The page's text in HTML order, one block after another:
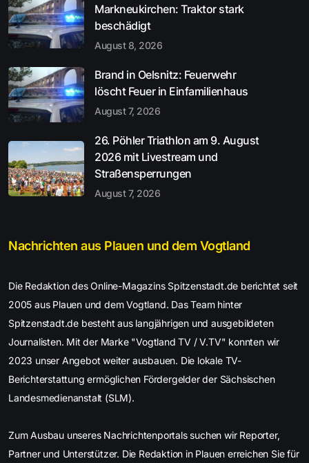
Markneukirchen: Traktor stark
beschädigt
August 8, 2026
Brand in Oelsnitz: Feuerwehr
löscht Feuer in Einfamilienhaus
August 7, 2026
26. Pöhler Triathlon am 9. August
2026 mit Livestream und
Straßensperrungen
August 7, 2026
Nachrichten aus Plauen und dem Vogtland
Die Redaktion des Online-Magazins Spitzenstadt.de berichtet seit
2005 aus Plauen und dem Vogtland. Das Team hinter
Spitzenstadt.de besteht aus langjährigen und ausgebildeten
Journalisten. Mit der Marke "Vogtland TV / V.TV" konnten wir
2023 unser Angebot weiter ausbauen. Die lokale TV-
Berichterstattung ermöglichen Fördergelder der Sächsischen
Landesmedienanstalt (SLM).
Zum Ausbau unseres Nachrichtenportals suchen wir Reporter,
Partner und Unterstützer. Die Redaktion in Plauen erreichen Sie für